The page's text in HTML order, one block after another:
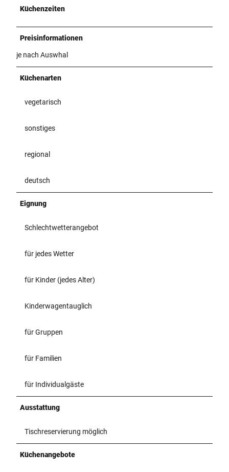
Küchenzeiten
Preisinformationen
je nach Auswhal
Küchenarten
vegetarisch
sonstiges
regional
deutsch
Eignung
Schlechtwetterangebot
für jedes Wetter
für Kinder (jedes Alter)
Kinderwagentauglich
für Gruppen
für Familien
für Individualgäste
Ausstattung
Tischreservierung möglich
Küchenangebote